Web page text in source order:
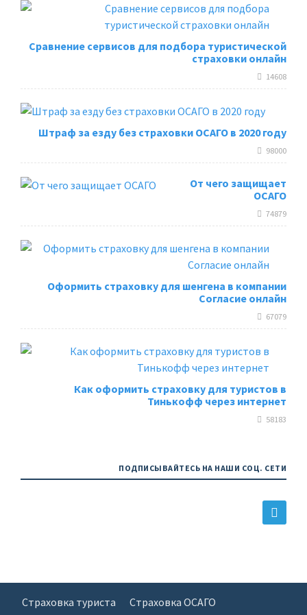
Сравнение сервисов для подбора туристической
страховки онлайн
14608
Штраф за езду без страховки ОСАГО в 2020 году
98000
От чего защищает
ОСАГО
74879
Оформить страховку для шенгена в компании
Согласие онлайн
67079
Как оформить страховку для туристов в
Тинькофф через интернет
58183
ПОДПИСЫВАЙТЕСЬ НА НАШИ СОЦ. СЕТИ
Страховка туриста Страховка ОСАГО